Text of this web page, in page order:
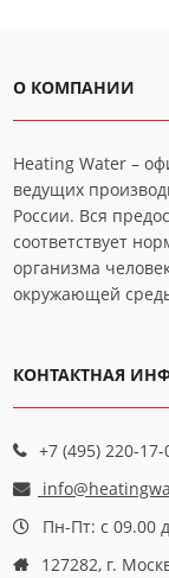
О КОМПАНИИ
Heating Water –
ведущих
России. Вся
соответствует
организма
окружающей
КОНТАКТНАЯ
+7 (495) 220-
Пн-Пт: с 09.00
127282, г.